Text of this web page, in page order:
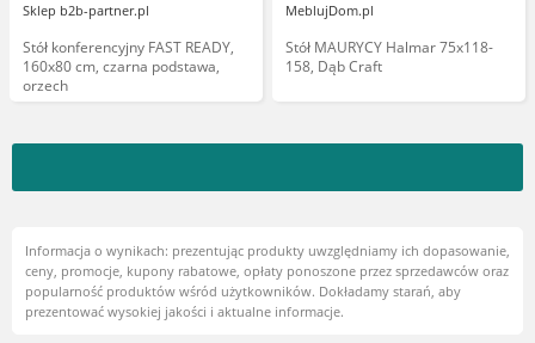
Sklep b2b-partner.pl
Stół konferencyjny FAST READY,
160x80 cm, czarna podstawa,
orzech
MeblujDom.pl
Stół MAURYCY Halmar 75x118-
158, Dąb Craft
Informacja o wynikach: prezentując produkty uwzględniamy ich dopasowanie,
ceny, promocje, kupony rabatowe, opłaty ponoszone przez sprzedawców oraz
popularność produktów wśród użytkowników. Dokładamy starań, aby
prezentować wysokiej jakości i aktualne informacje.